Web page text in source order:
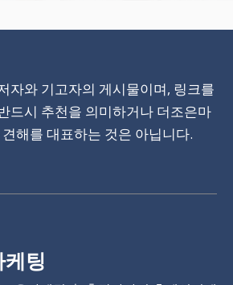
자와 기고자의 게시물이며, 링크를
드시 추천을 의미하거나 더조은마
해를 대표하는 것은 아닙니다.
팅